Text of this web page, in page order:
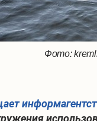
Фото: